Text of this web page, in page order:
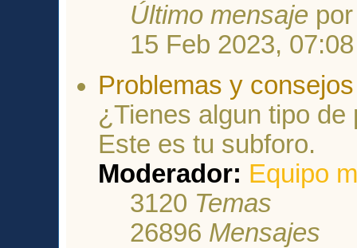
Último mensaje
15 Feb 2023, 07:08
Problemas y
¿Tienes algun tipo
Este es tu subforo.
Moderador: Equipo
3120 Temas
26896 Mensajes